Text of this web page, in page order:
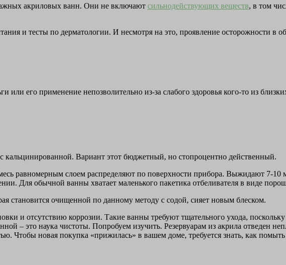
акриловых ванн. Они не включают сильнодействующих веществ, в том
и тесты по дерматологии. И несмотря на это, проявление осторожности в
или его применение непозволительно из-за слабого здоровья кого-то из
кальцинированной. Вариант этот бюджетный, но стопроцентно действенный.
равномерным слоем распределяют по поверхности прибора. Выжидают 7-10
Для обычной ванны хватает маленького пакетика отбеливателя в виде
становится очищенной по данному методу с содой, сияет новым блеском.
и отсутствию коррозии. Такие ванны требуют тщательного ухода,
– это наука чистоты. Попробуем изучить. Резервуарам из акрила отведен
Чтобы новая покупка «прижилась» в вашем доме, требуется знать, как